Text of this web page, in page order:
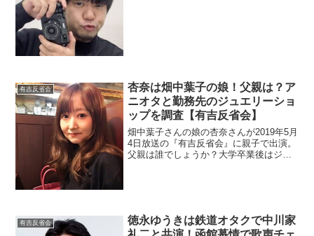
有吉反省会
杏奈は畑中葉子の娘！父親は？ア
ニオタと勤務先のジュエリーショ
ップを調査【有吉反省会】
畑中葉子さんの娘の杏奈さんが2019年5月
4日放送の『有吉反省会』に親子で出演。
父親は誰でしょうか？大学卒業後はジュ
有吉反省会
徳永ゆうきは鉄道オタクで中川家